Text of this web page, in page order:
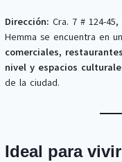
Dirección: Cra. 7 # 124-
Hemma se encuentra en
comerciales,
nivel y espacios
de la ciudad.
Ideal para